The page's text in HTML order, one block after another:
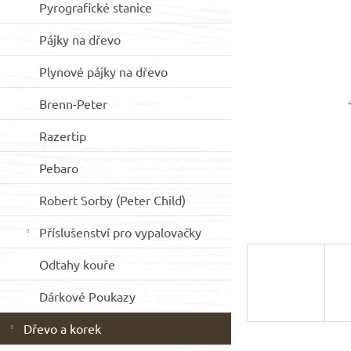
n
l
Pyrografické stanice
Pájky na dřevo
Plynové pájky na dřevo
Brenn-Peter
Razertip
Pebaro
Robert Sorby (Peter Child)
Příslušenství pro vypalovačky
Odtahy kouře
Dárkové Poukazy
Dřevo a korek